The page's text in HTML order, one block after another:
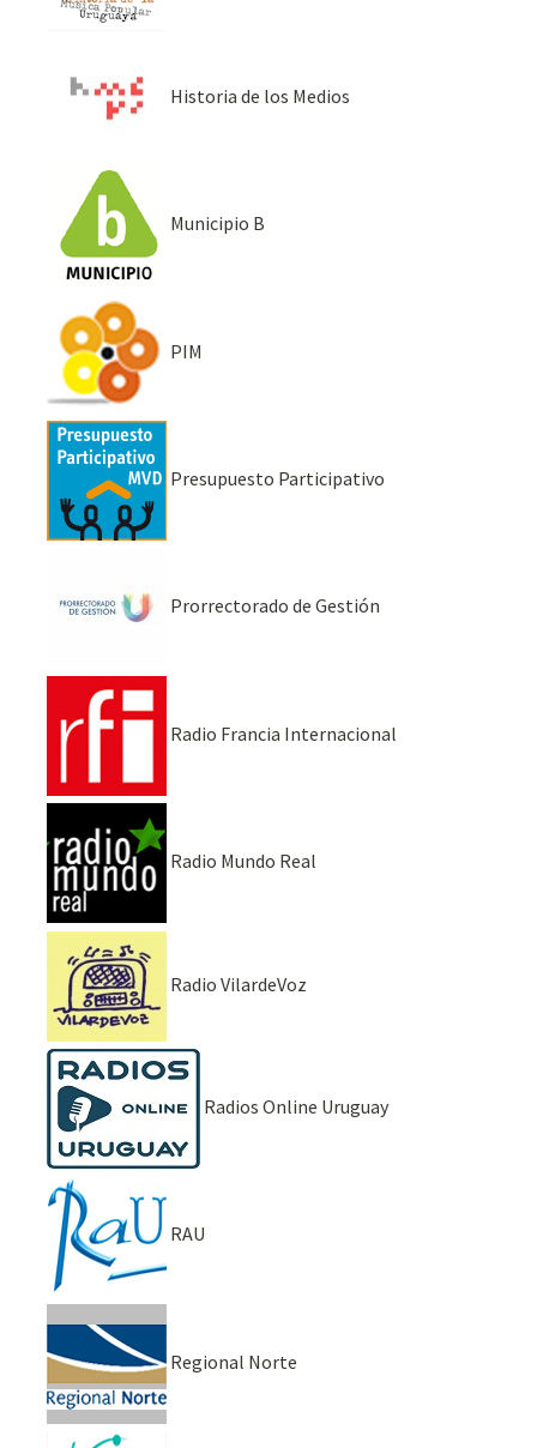
Historia de los Medios
Municipio B
PIM
Presupuesto Participativo
Prorrectorado de Gestión
Radio Francia Internacional
Radio Mundo Real
Radio VilardeVoz
Radios Online Uruguay
RAU
Regional Norte